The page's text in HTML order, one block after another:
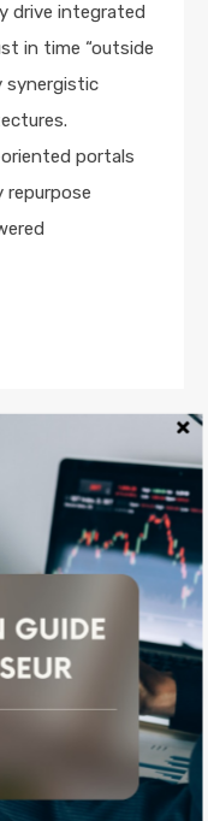
drive integrated
in time “outside
synergistic
portals
repurpose
Rechercher :
Immobilier
Cleveland et
Guide
Investisseur